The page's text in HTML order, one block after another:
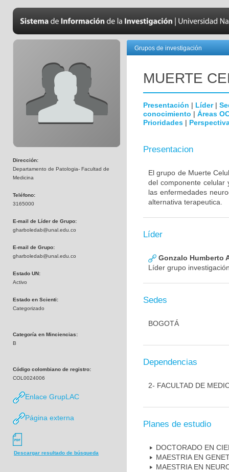
Dirección:
Departamento de Patologia- Facultad de
Medicina
Teléfono:
3165000
E-mail de Líder de Grupo:
gharboledab@unal.edu.co
E-mail de Grupo:
gharboledab@unal.edu.co
Estado UN:
Activo
Estado en Scienti:
Categorizado
Categoría en Minciencias:
B
Código colombiano de registro:
COL0024006
Enlace GrupLAC
Página externa
Descargar resultado de búsqueda
Grupos de investigación
MUERTE
Presentación | Líder|
conocimiento | Áreas
Prioridades |
Presentacion
El grupo de Muerte
del componente celular
las enfermedades
alternativa terapeutica.
Líder
Gonzalo Humberto
Líder grupo
Sedes
BOGOTÁ
Dependencias
2- FACULTAD DE
Planes de estudio
DOCTORADO EN
MAESTRIA EN
MAESTRIA EN